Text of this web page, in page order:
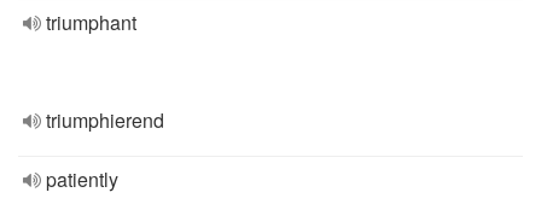
triumphant
triumphierend
patiently